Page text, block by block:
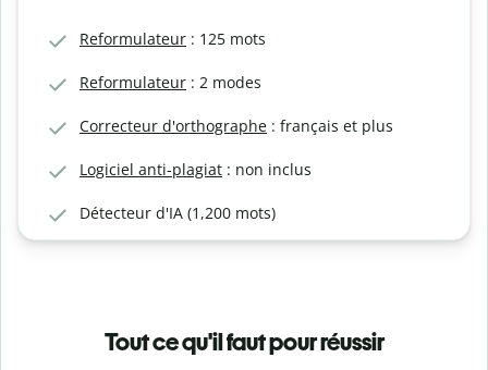
Reformulateur : 125 mots
Reformulateur : 2 modes
Correcteur d'orthographe : français et plus
Logiciel anti-plagiat : non inclus
Détecteur d'IA (1,200 mots)
Tout ce qu'il faut pour réussir